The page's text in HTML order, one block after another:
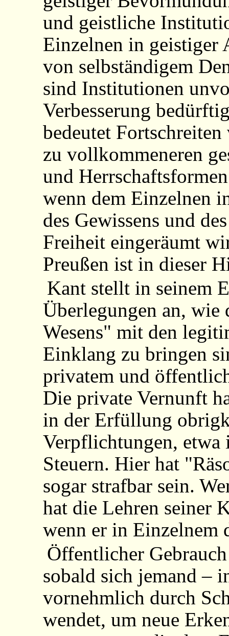
und geistliche
Einzelnen in geistiger
von selbständigem
sind Institutionen
Verbesserung
bedeutet
zu vollkommeneren
und
wenn dem Einzelnen
des Gewissens und
Freiheit eingeräumt
Preußen ist in dieser
Kant stellt in seinem
Überlegungen an, wie
Wesens" mit den
Einklang zu bringen
privatem und
Die private Vernunft
in der Erfüllung
Verpflichtungen,
Steuern. Hier hat
sogar strafbar sein.
hat die Lehren seiner
wenn er in Einzelnem
Öffentlicher
sobald sich jemand –
vornehmlich durch
wendet, um neue